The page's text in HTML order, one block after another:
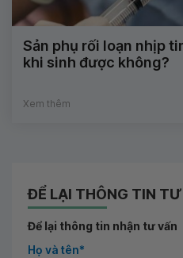
Sản phụ rối loạn nhịp
khi sinh được không?
Xem thêm
ĐỂ LẠI THÔNG TIN
Để lại thông tin nhận tư vấn
Họ và tên*